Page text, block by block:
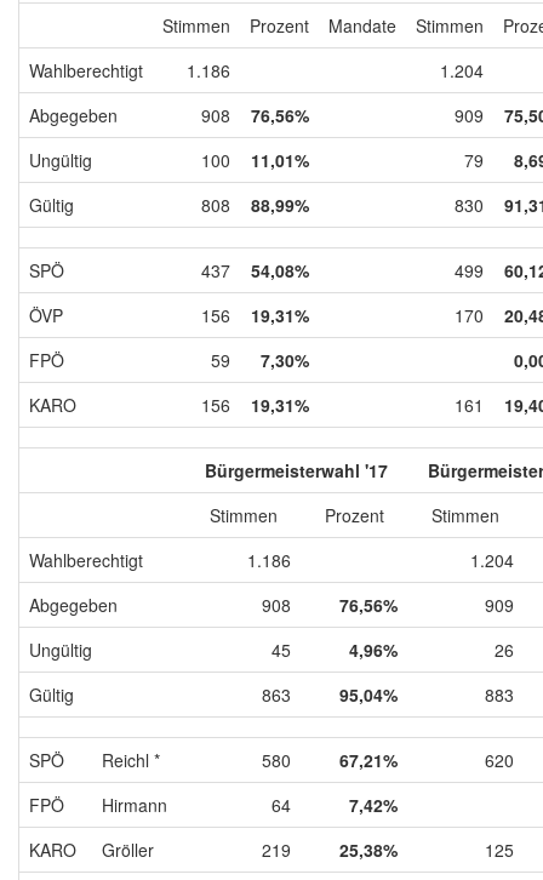
Stimmen
Prozent Mandate Stimmen
Wahlberechtigt
1.186
1.204
Abgegeben
908 76,56% 909
Ungültig
100 11,01% 79
Gültig
808 88,99% 830
SPÖ 437 54,08% 499
ÖVP
156 19,31% 170
FPÖ
59 7,30%
KARO
156 19,31% 161
Bürgermeisterwahl '17
Stimmen
Prozent
Stimmen
Wahlberechtigt
1.186
1.204
Abgegeben
908 76,56%
909
Ungültig
45 4,96%
26
Gültig
863 95,04% 883
SPÖ Reichl * 580 67,21%
620
FPÖ
Hirmann 64
7,42%
KARO
Gröller 219 25,38%
125